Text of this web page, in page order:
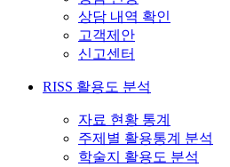
상담 내역 확인
고객제안
신고센터
RISS 활용도 분석
자료 현황 통계
주제별 활용통계 분석
학술지 활용도 분석